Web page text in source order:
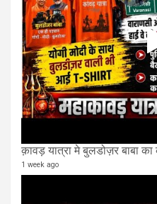
1 week ago